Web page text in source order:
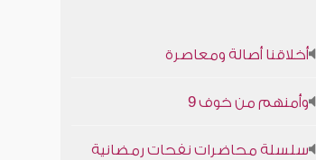
أخلاقنا أصالة ومعاصرة
وأمنهم من خوف 9
سلسلة محاضرات نفحات رمضانية